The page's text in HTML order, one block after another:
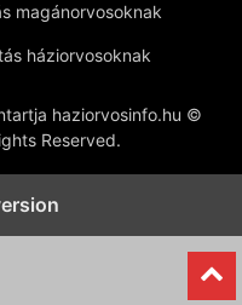
magánorvosoknak
háziorvosoknak
haziorvosinfo.hu ©
Reserved.